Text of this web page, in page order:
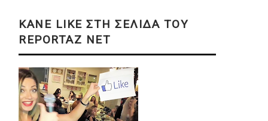
KANE LIKE ΣΤΗ ΣΕΛΙΔΑ ΤΟΥ
REPORTAZ NET